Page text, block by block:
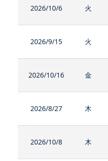
2026/10/6 火
2026/9/15 火
2026/10/16 金
2026/8/27 木
2026/10/8 木